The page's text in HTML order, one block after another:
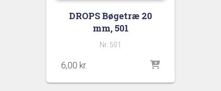
DROPS Bøgetræ 20
mm, 501
Nr. 501
6,00 kr.